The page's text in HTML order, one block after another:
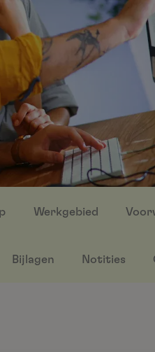
Werkgebied
Bijlagen Notities